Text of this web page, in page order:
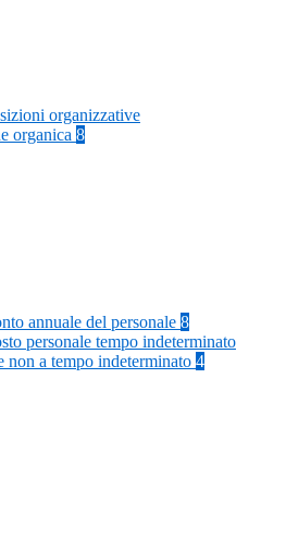
organizzative
organica 8
annuale del personale 8
personale tempo indeterminato
non a tempo indeterminato 4